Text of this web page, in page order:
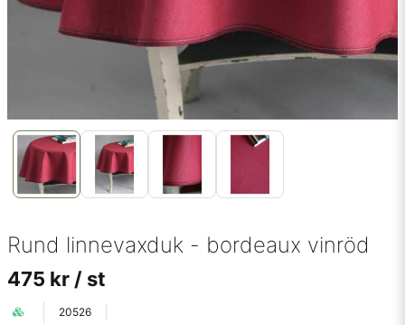
Rund linnevaxduk - bordeaux vinröd
475 kr / st
20526